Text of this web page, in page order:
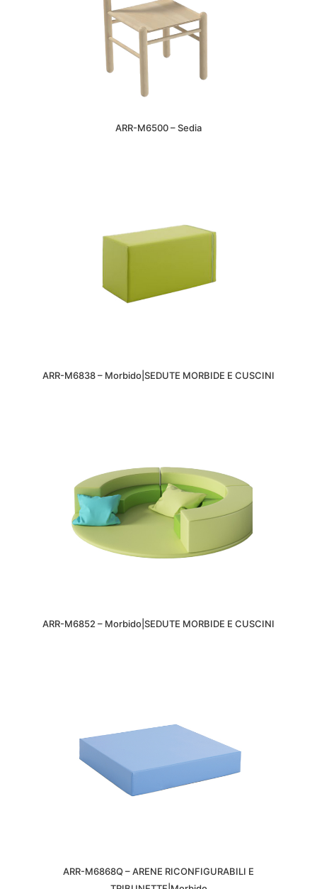
ARR-M6500 – Sedia
ARR-M6838 – Morbido|SEDUTE MORBIDE E CUSCINI
ARR-M6852 – Morbido|SEDUTE MORBIDE E CUSCINI
ARR-M6868Q – ARENE RICONFIGURABILI E